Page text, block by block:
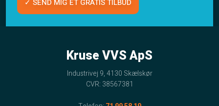
Kruse VVS ApS
Industrivej 9, 4130 Skælskør
CVR: 38567381